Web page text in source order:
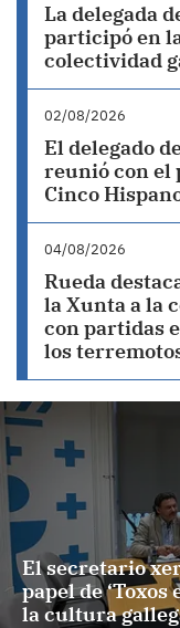
La delegada
participó en
colectividad
02/08/2026
El delegado
reunió con el
Cinco
04/08/2026
Rueda
la Xunta a la
con partidas
los
El secretario
papel de ‘Toxos
la cultura